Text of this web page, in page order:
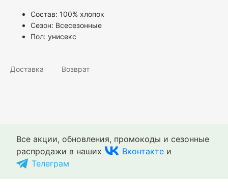
Состав: 100% хлопок
Сезон: Всесезонные
Пол: унисекс
Доставка Возврат
Все акции, обновления, промокоды и сезонные
распродажи в наших
Вконтакте и
Телеграм